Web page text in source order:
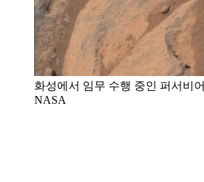
화성에서 임무 수행 중인 퍼서비
NASA